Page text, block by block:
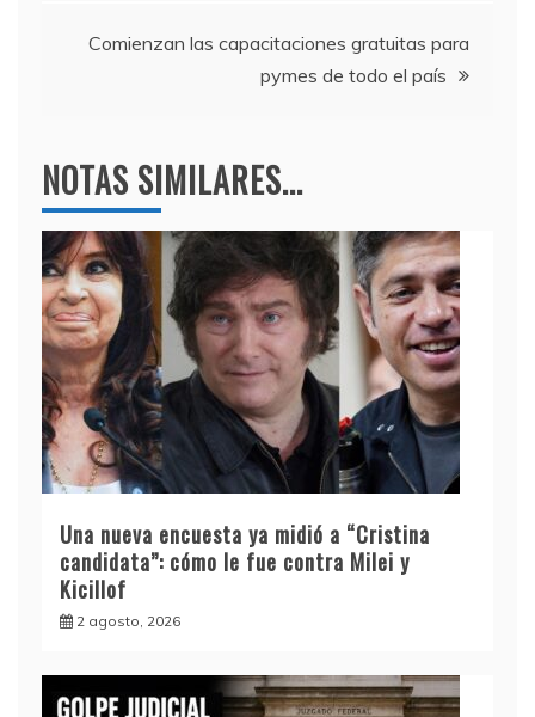
k
entradas
Comienzan las capacitaciones gratuitas para
pymes de todo el país
NOTAS SIMILARES...
Una nueva encuesta ya midió a “Cristina
candidata”: cómo le fue contra Milei y
Kicillof
2 agosto, 2026